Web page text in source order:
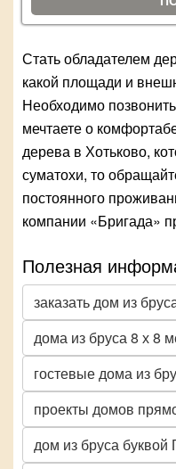
Стать обладателем
какой площади и
Необходимо
мечтаете о
дерева в Хотьково,
суматохи, то
постоянного
компании «Бригада»
Полезная
заказать дом из
дома из бруса 8 х 8
гостевые дома из
проекты домов
дом из бруса буквой